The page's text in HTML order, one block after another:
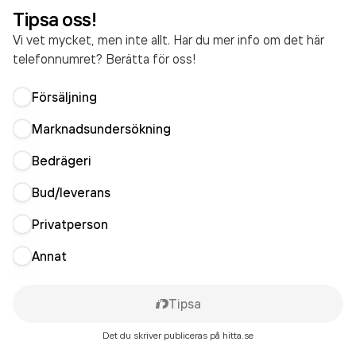
Tipsa oss!
Vi vet mycket, men inte allt. Har du mer info om det här
telefonnumret? Berätta för oss!
Försäljning
Marknadsundersökning
Bedrägeri
Bud/leverans
Privatperson
Annat
Tipsa
Det du skriver publiceras på hitta.se